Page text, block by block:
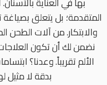
المتقدمة؛ بل يتعلق بصياغة
والابتكار. من آلات الطحن
نضمن لك أن تكون
الألم تقريباً. وعدنا؟
بدقة لا مثيل